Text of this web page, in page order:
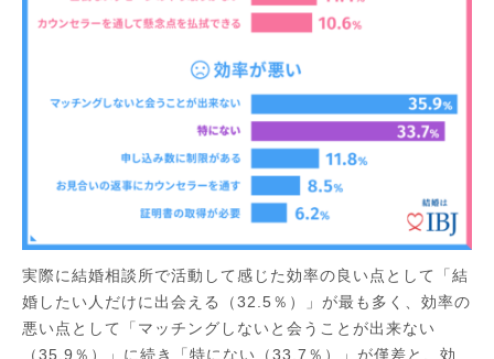
実際に結婚相談所で活動して感じた効率の良い点として「結
婚したい人だけに出会える（32.5％）」が最も多く、効率の
悪い点として「マッチングしないと会うことが出来ない
（35.9％）」に続き「特にない（33.7％）」が僅差と、効